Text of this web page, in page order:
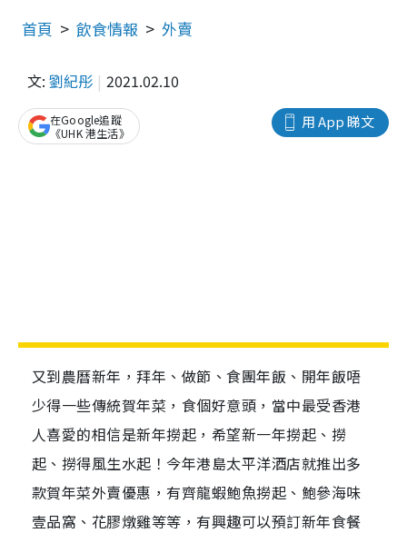
首頁 飲食情報 外賣
文: 劉紀彤 2021.02.10
用 App 睇文
在Google追蹤
《UHK 港生活》
又到農曆新年，拜年、做節、食團年飯、開年飯唔
少得一些傳統賀年菜，食個好意頭，當中最受香港
人喜愛的相信是新年撈起，希望新一年撈起、撈
起、撈得風生水起！今年港島太平洋酒店就推出多
款賀年菜外賣優惠，有齊龍蝦鮑魚撈起、鮑參海味
壹品窩、花膠燉雞等等，有興趣可以預訂新年食餐